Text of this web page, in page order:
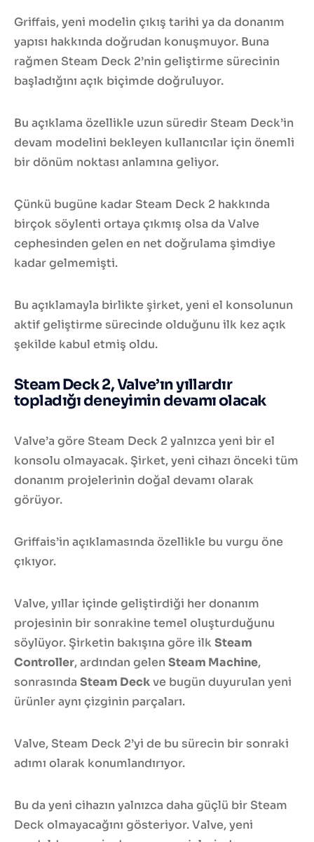
Griffais, yeni modelin çıkış tarihi ya da donanım
yapısı hakkında doğrudan konuşmuyor. Buna
rağmen Steam Deck 2’nin geliştirme sürecinin
başladığını açık biçimde doğruluyor.
Bu açıklama özellikle uzun süredir Steam Deck’in
devam modelini bekleyen kullanıcılar için önemli
bir dönüm noktası anlamına geliyor.
Çünkü bugüne kadar Steam Deck 2 hakkında
birçok söylenti ortaya çıkmış olsa da Valve
cephesinden gelen en net doğrulama şimdiye
kadar gelmemişti.
Bu açıklamayla birlikte şirket, yeni el konsolunun
aktif geliştirme sürecinde olduğunu ilk kez açık
şekilde kabul etmiş oldu.
Steam Deck 2, Valve’ın yıllardır
topladığı deneyimin devamı olacak
Valve’a göre Steam Deck 2 yalnızca yeni bir el
konsolu olmayacak. Şirket, yeni cihazı önceki tüm
donanım projelerinin doğal devamı olarak
görüyor.
Griffais’in açıklamasında özellikle bu vurgu öne
çıkıyor.
Valve, yıllar içinde geliştirdiği her donanım
projesinin bir sonrakine temel oluşturduğunu
söylüyor. Şirketin bakışına göre ilkSteam
Controller, ardından gelen Steam Machine,
sonrasında Steam Deckve bugün duyurulan yeni
ürünler aynı çizginin parçaları.
Valve, Steam Deck 2’yi de bu sürecin bir sonraki
adımı olarak konumlandırıyor.
Bu da yeni cihazın yalnızca daha güçlü bir Steam
Deck olmayacağını gösteriyor. Valve, yeni